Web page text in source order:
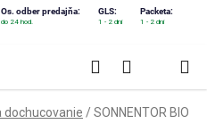
Os. odber predajňa: GLS: Packeta:
do 24 hod. 1 - 2 dni 1 - 2 dni
Hľadať
KOŠÍK
dochucovanie /SONNENTOR BIO